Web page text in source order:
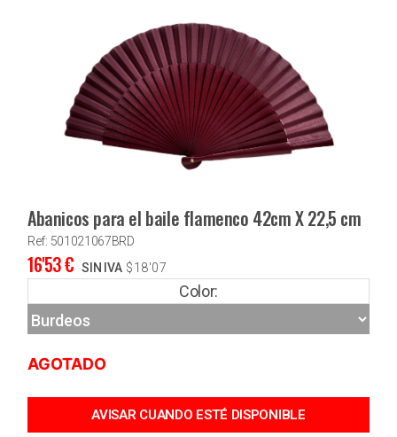
Abanicos para el baile flamenco 42cm X 22,5 cm
Ref: 501021067BRD
16'53€ SIN IVA $18'07
Color:
AGOTADO